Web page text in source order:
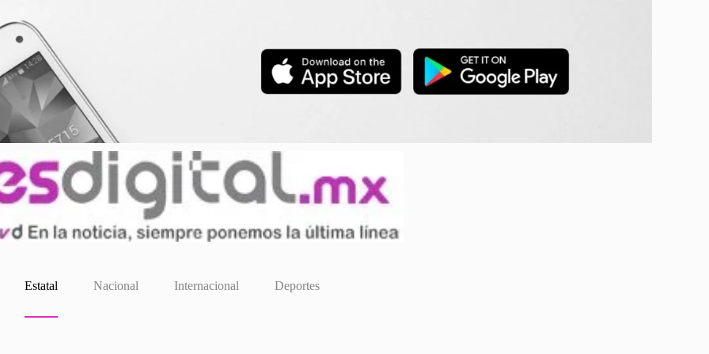
Estatal Nacional Internacional Deportes